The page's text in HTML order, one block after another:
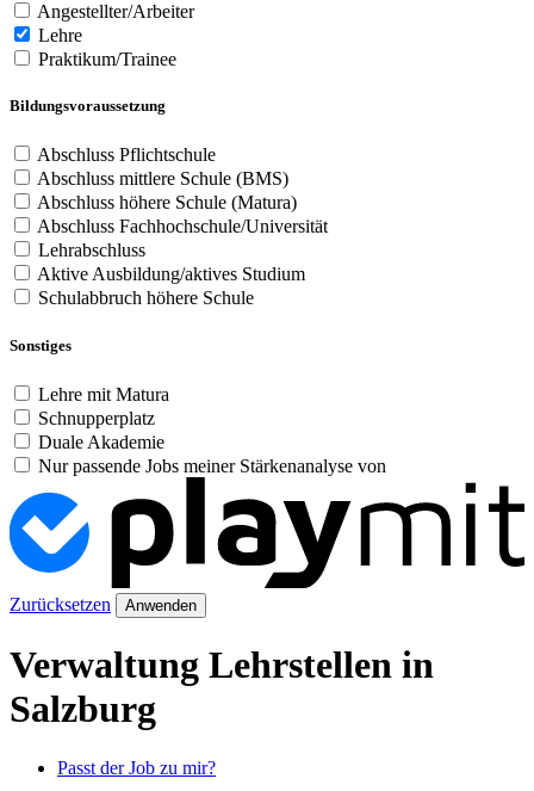
Angestellter/Arbeiter
Lehre
Praktikum/Trainee
Bildungsvoraussetzung
Abschluss Pflichtschule
Abschluss mittlere Schule (BMS)
Abschluss höhere Schule (Matura)
Abschluss Fachhochschule/Universität
Lehrabschluss
Aktive Ausbildung/aktives Studium
Schulabbruch höhere Schule
Sonstiges
Lehre mit Matura
Schnupperplatz
Duale Akademie
Nur passende Jobs meiner Stärkenanalyse von
Zurücksetzen Anwenden
Verwaltung Lehrstellen in
Salzburg
Passt der Job zu mir?